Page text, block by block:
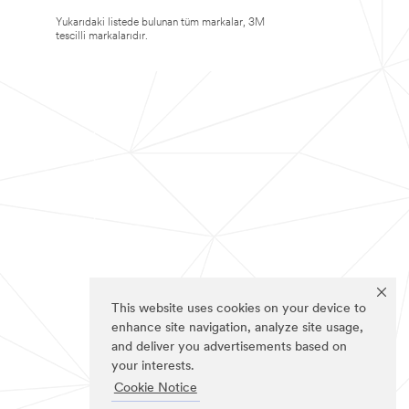
This website uses cookies on your device to
enhance site navigation, analyze site usage,
and deliver you advertisements based on
your interests.
Cookie Notice
Yukarıdaki listede bulunan tüm markalar, 3M
tescilli markalarıdır.